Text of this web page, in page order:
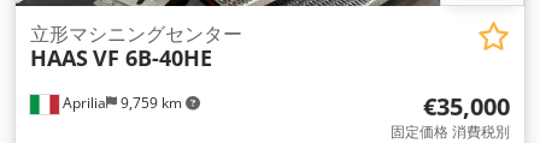
Aprilia 9,759 km
立形マシニングセンター
HAASVF 6B-40HE
€35,000
固定価格 消費税別